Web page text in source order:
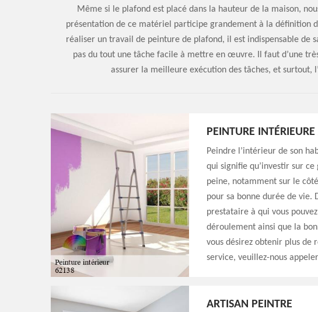
Même si le plafond est placé dans la hauteur de la maison,
présentation de ce matériel participe grandement à la définition
réaliser un travail de peinture de plafond, il est indispensable de
pas du tout une tâche facile à mettre en œuvre. Il faut d’une
assurer la meilleure exécution des tâches, et surtout,
PEINTURE
Peindre l’intérieur de son
qui signifie qu’investir sur
peine, notamment sur le
pour sa bonne durée de vie.
prestataire à qui vous
déroulement ainsi que la
vous désirez obtenir plus de
service, veuillez-nous
ARTISAN PEINTRE